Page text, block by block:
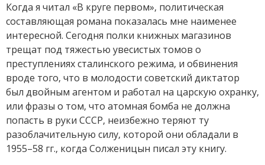
Когда я читал «В круге первом», политическая
составляющая романа показалась мне наименее
интересной. Сегодня полки книжных магазинов
трещат под тяжестью увесистых томов о
преступлениях сталинского режима, и обвинения
вроде того, что в молодости советский диктатор
был двойным агентом и работал на царскую охранку,
или фразы о том, что атомная бомба не должна
попасть в руки СССР, неизбежно теряют ту
разоблачительную силу, которой они обладали в
1955–58 гг., когда Солженицын писал эту книгу.